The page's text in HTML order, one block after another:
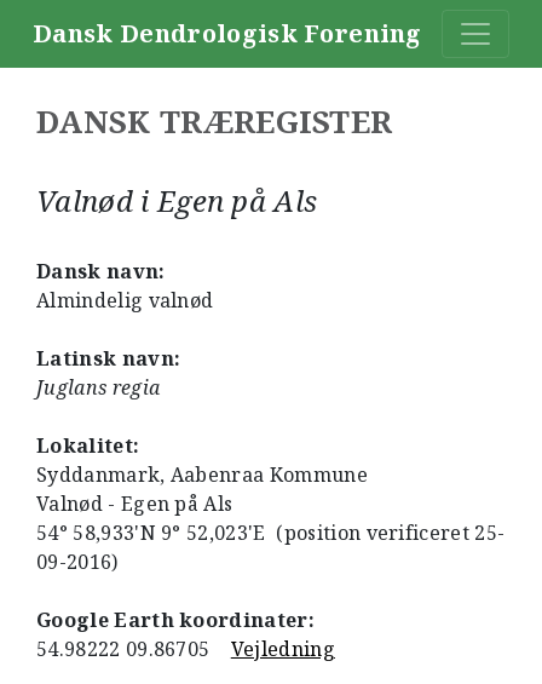
Dansk Dendrologisk Forening
DANSK TRÆREGISTER
Valnød i Egen på Als
Dansk navn:
Almindelig valnød
Latinsk navn:
Juglans regia
Lokalitet:
Syddanmark, Aabenraa Kommune
Valnød - Egen på Als
54° 58,933'N 9° 52,023'E (position verificeret 25-
09-2016)
Google Earth koordinater:
54.98222 09.86705 Vejledning